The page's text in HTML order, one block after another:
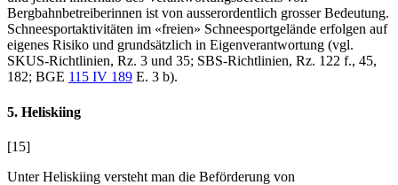
Bergbahnbetreiberinnen ist von ausserordentlich grosser Bedeutung.
Schneesportaktivitäten im «freien» Schneesportgelände erfolgen auf
eigenes Risiko und grundsätzlich in Eigenverantwortung (vgl.
SKUS-Richtlinien, Rz. 3 und 35; SBS-Richtlinien, Rz. 122 f., 45,
182; BGE 115 IV 189 E. 3 b).
5. Heliskiing
[15]
Unter Heliskiing versteht man die Beförderung von